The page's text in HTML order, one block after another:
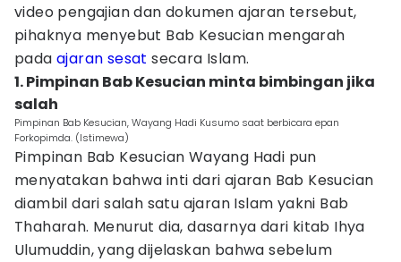
video pengajian dan dokumen ajaran tersebut,
pihaknya menyebut Bab Kesucian mengarah
pada ajaran sesat secara Islam.
1. Pimpinan Bab Kesucian minta bimbingan jika
salah
Pimpinan Bab Kesucian, Wayang Hadi Kusumo saat berbicara epan
Forkopimda. (Istimewa)
Pimpinan Bab Kesucian Wayang Hadi pun
menyatakan bahwa inti dari ajaran Bab Kesucian
diambil dari salah satu ajaran Islam yakni Bab
Thaharah. Menurut dia, dasarnya dari kitab Ihya
Ulumuddin, yang dijelaskan bahwa sebelum